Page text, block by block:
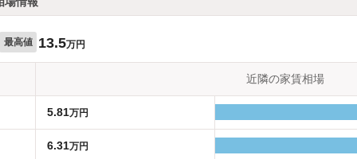
最高値 13.5万円
近隣の家賃相場
5.81万円
6.31万円